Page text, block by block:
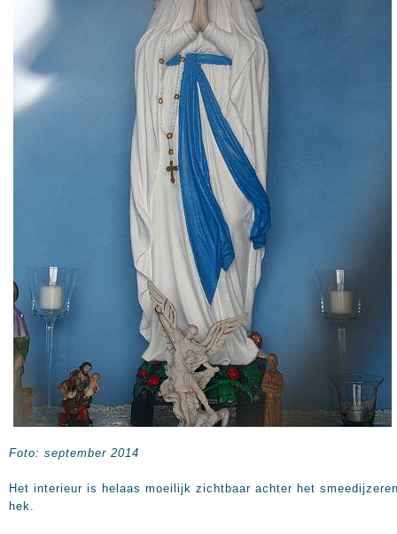
Foto: september 2014
Het interieur is helaas moeilijk zichtbaar achter het
hek.